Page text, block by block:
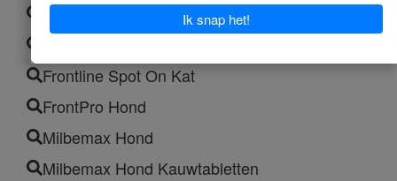
Flexadin Advanced
Frontline Spot On Kat
FrontPro Hond
Milbemax Hond
Milbemax Hond Kauwtabletten